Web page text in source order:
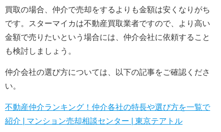
買取の場合、仲介で売却をするよりも金額は安くなりがち
です。スターマイカは不動産買取業者ですので、より高い
金額で売りたいという場合には、仲介会社に依頼すること
も検討しましょう。
仲介会社の選び方については、以下の記事をご確認くださ
い。
不動産仲介ランキング！仲介各社の特長や選び方を一覧で
紹介 | マンション売却相談センター | 東京テアトル